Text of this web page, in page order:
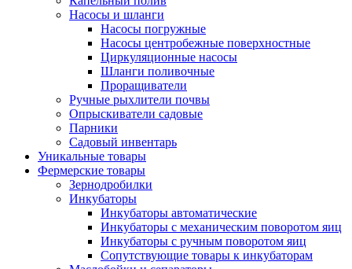
Насосы и шланги
Насосы погружные
Насосы центробежные поверхностные
Циркуляционные насосы
Шланги поливочные
Проращиватели
Ручные рыхлители почвы
Опрыскиватели садовые
Парники
Садовый инвентарь
Уникальные товары
Фермерские товары
Зернодробилки
Инкубаторы
Инкубаторы автоматические
Инкубаторы с механическим поворотом яиц
Инкубаторы с ручным поворотом яиц
Сопутствующие товары к инкубаторам